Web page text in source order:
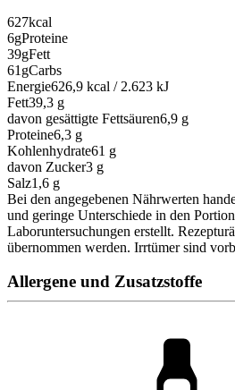
627kcal
6gProteine
39gFett
61gCarbs
Energie626,9 kcal / 2.623 kJ
Fett39,3 g
davon gesättigte Fettsäuren6,9 g
Proteine6,3 g
Kohlenhydrate61 g
davon Zucker3 g
Salz1,6 g
Bei den angegebenen Nährwerten
und geringe Unterschiede in den
Laboruntersuchungen erstellt.
übernommen werden. Irrtümer sind
Allergene und Zusatzstoffe